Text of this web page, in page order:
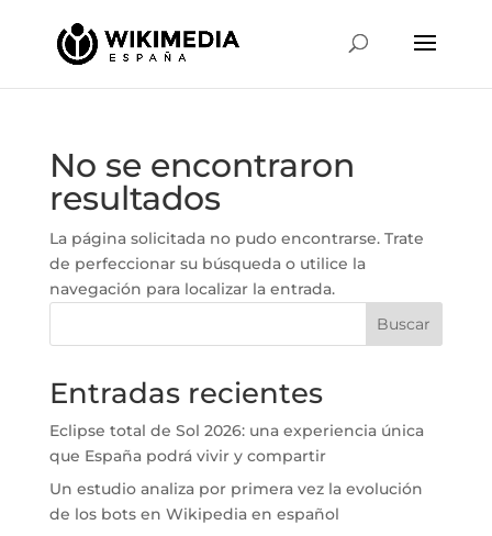
No se encontraron
resultados
La página solicitada no pudo encontrarse. Trate
de perfeccionar su búsqueda o utilice la
navegación para localizar la entrada.
Buscar
Entradas recientes
Eclipse total de Sol 2026: una experiencia única
que España podrá vivir y compartir
Un estudio analiza por primera vez la evolución
de los bots en Wikipedia en español